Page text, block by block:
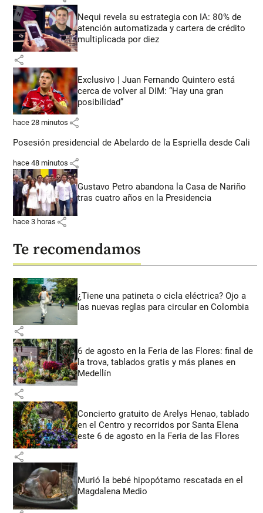
Nequi revela su estrategia con IA: 80% de
atención automatizada y cartera de crédito
multiplicada por diez
share
Exclusivo | Juan Fernando Quintero está
cerca de volver al DIM: “Hay una gran
posibilidad”
hace 28 minutos share
Posesión presidencial de Abelardo de la Espriella desde Cali
hace 48 minutos share
Gustavo Petro abandona la Casa de Nariño
tras cuatro años en la Presidencia
hace 3 horas share
Te recomendamos
¿Tiene una patineta o cicla eléctrica? Ojo a
las nuevas reglas para circular en Colombia
share
6 de agosto en la Feria de las Flores: final de
la trova, tablados gratis y más planes en
Medellín
share
Concierto gratuito de Arelys Henao, tablado
en el Centro y recorridos por Santa Elena
este 6 de agosto en la Feria de las Flores
share
Murió la bebé hipopótamo rescatada en el
Magdalena Medio